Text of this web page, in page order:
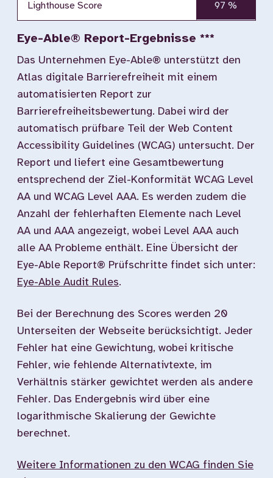
Lighthouse Score 97 %
Eye-Able® Report-Ergebnisse ***
Das Unternehmen Eye-Able® unterstützt den
Atlas digitale Barrierefreiheit mit einem
automatisierten Report zur
Barrierefreiheitsbewertung. Dabei wird der
automatisch prüfbare Teil der Web Content
Accessibility Guidelines (WCAG) untersucht. Der
Report und liefert eine Gesamtbewertung
entsprechend der Ziel-Konformität WCAG Level
AA und WCAG Level AAA. Es werden zudem die
Anzahl der fehlerhaften Elemente nach Level
AA und AAA angezeigt, wobei Level AAA auch
alle AA Probleme enthält. Eine Übersicht der
Eye-Able Report® Prüfschritte findet sich unter:
Eye-Able Audit Rules.
Bei der Berechnung des Scores werden 20
Unterseiten der Webseite berücksichtigt. Jeder
Fehler hat eine Gewichtung, wobei kritische
Fehler, wie fehlende Alternativtexte, im
Verhältnis stärker gewichtet werden als andere
Fehler. Das Endergebnis wird über eine
logarithmische Skalierung der Gewichte
berechnet.
Weitere Informationen zu den WCAG finden Sie